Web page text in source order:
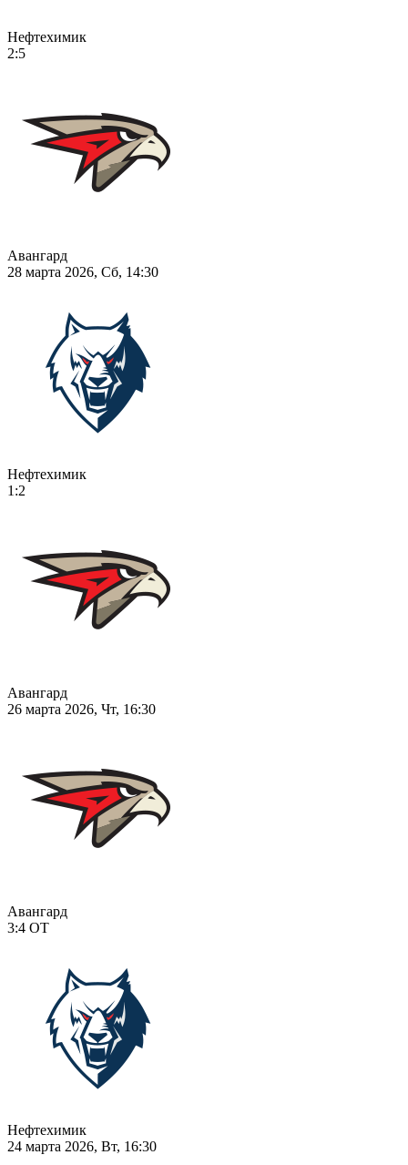
Нефтехимик
2:5
Авангард
28 марта 2026, Сб, 14:30
Нефтехимик
1:2
Авангард
26 марта 2026, Чт, 16:30
Авангард
3:4 ОТ
Нефтехимик
24 марта 2026, Вт, 16:30